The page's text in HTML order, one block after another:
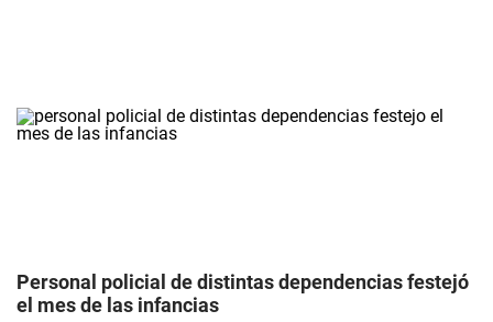
Personal policial de distintas dependencias festejó
el mes de las infancias